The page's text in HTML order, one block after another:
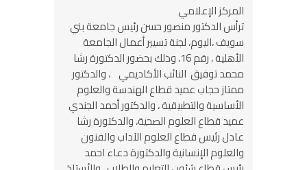
المركز الإعلامي
ترأس الدكتور منصور حسن رئيس جامعة بني
سويف ،اليوم، لجنة تسيير أعمال الجامعة
الأهلية ، رقم 16، وذلك بحضور الدكتورة رشا
محمد توفيق النائب الأكاديمي ، والدكتور
ممتاز حجاب عميد قطاع الهندسة والعلوم
الأساسية والتطبيقية ، والدكتور أحمد الجندي
عميد قطاع العلوم الصحية، والدكتورة رشا
عادل رئيس قطاع العلوم الآداب والفنون
والعلوم الإنسانية والدكتورة دعاء احمد